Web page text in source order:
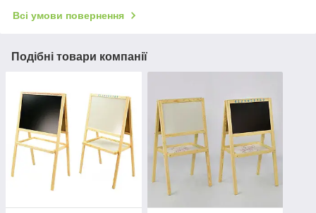
Всі умови повернення
Подібні товари компанії